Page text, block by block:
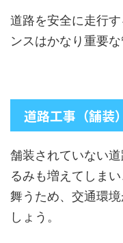
道路を安全に走行
ンスはかなり重要な
道路工事（舗装
舗装されていない
るみも増えてしま
舞うため、交通環
しょう。